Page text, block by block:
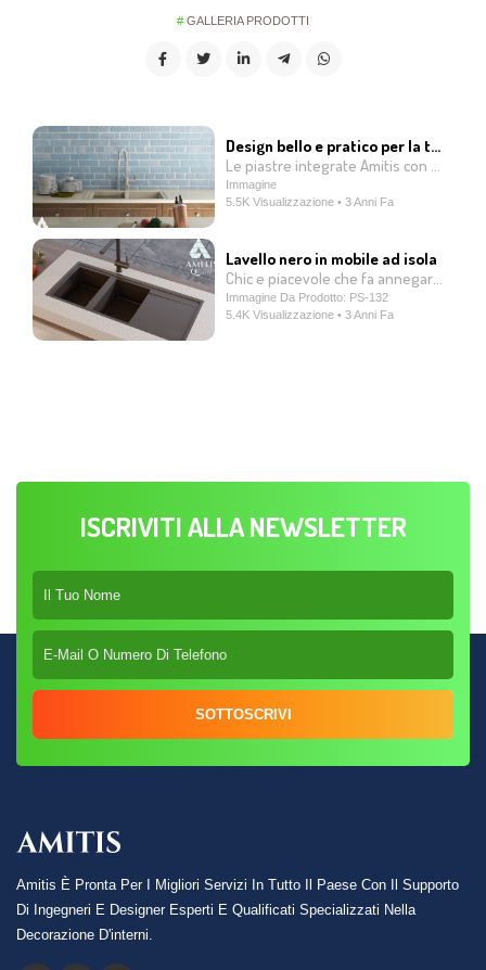
GALLERIA PRODOTTI
Design bello e pratico per la tua cucina
Immagine
5.5K Visualizzazione • 3 Anni Fa
Lavello nero in mobile ad isola
Immagine Da Prodotto: PS-132
5.4K Visualizzazione • 3 Anni Fa
ISCRIVITI ALLA NEWSLETTER
SOTTOSCRIVI
Amitis È Pronta Per I Migliori Servizi In Tutto Il Paese Con Il Supporto
Di Ingegneri E Designer Esperti E Qualificati Specializzati Nella
Decorazione D'interni.